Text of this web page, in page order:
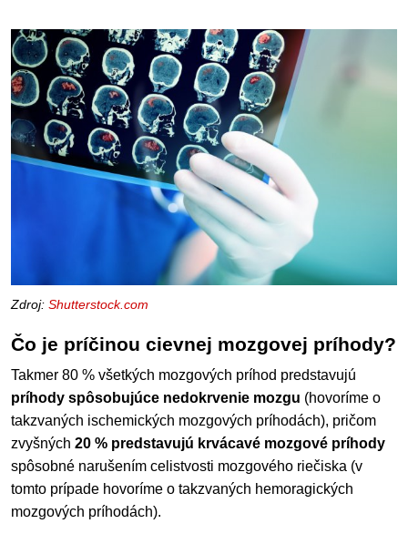
Zdroj: Shutterstock.com
Čo je príčinou cievnej mozgovej príhody?
Takmer 80 % všetkých mozgových príhod predstavujú
príhody spôsobujúce nedokrvenie mozgu (hovoríme o
takzvaných ischemických mozgových príhodách), pričom
zvyšných 20 % predstavujú krvácavé mozgové príhody
spôsobné narušením celistvosti mozgového riečiska (v
tomto prípade hovoríme o takzvaných hemoragických
mozgových príhodách).